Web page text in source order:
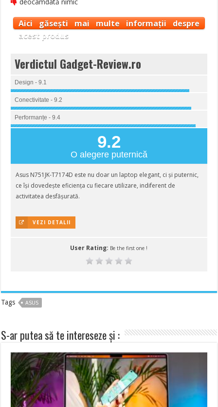
Aici găsești mai multe informații despre
acest produs
Verdictul Gadget-Review.ro
Design - 9.1
Conectivitate - 9.2
Performanțe - 9.4
9.2
O alegere puternică
Asus N751JK-T7174D este nu doar un laptop elegant, ci și puternic,
ce își dovedește eficiența cu fiecare utilizare, indiferent de
activitatea desfășurată.
VEZI DETALII
User Rating: Be the first one !
Tags ASUS
S-ar putea să te intereseze și :